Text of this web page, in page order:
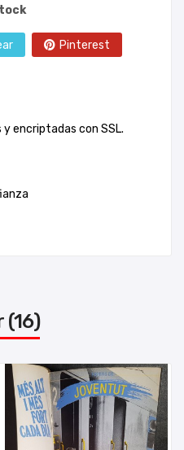
Pinterest
encriptadas con SSL.
(16)